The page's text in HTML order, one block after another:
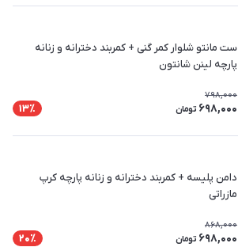
ست مانتو شلوار کمر گنی + کمربند دخترانه و زنانه
پارچه لینن شانتون
798,000
698,000 تومان 13٪
دامن پلیسه + کمربند دخترانه و زنانه پارچه کرپ
مازراتی
868,000
698,000 تومان 20٪